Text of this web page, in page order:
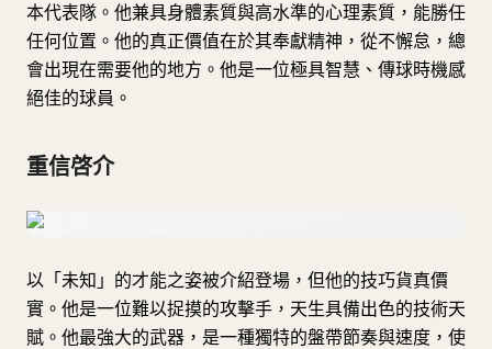
本代表隊。他兼具身體素質與高水準的心理素質，能勝任
任何位置。他的真正價值在於其奉獻精神，從不懈怠，總
會出現在需要他的地方。他是一位極具智慧、傳球時機感
絕佳的球員。
重信啓介
以「未知」的才能之姿被介紹登場，但他的技巧貨真價
實。他是一位難以捉摸的攻擊手，天生具備出色的技術天
賦。他最強大的武器，是一種獨特的盤帶節奏與速度，使